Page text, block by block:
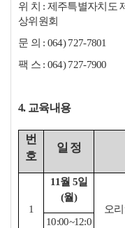
위 치 : 제주특별자치도
상위원회
문 의 : 064) 727-7801
팩 스 : 064) 727-7900
4. 교육내용
번
호
일 정
1
11월 5일
(월)
오
10:00~12:0